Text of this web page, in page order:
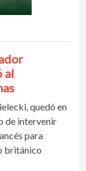
al
quedó en
de intervenir
para
británico